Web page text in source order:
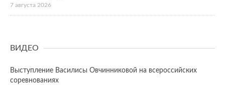
7 августа 2026
ВИДЕО
Выступление Василисы Овчинниковой на всероссийских
соревнованиях